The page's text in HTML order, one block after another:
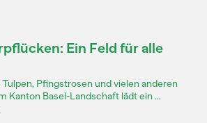
Ein Feld für alle
Pfingstrosen und vielen anderen
Kanton Basel-Landschaft lädt ein ...